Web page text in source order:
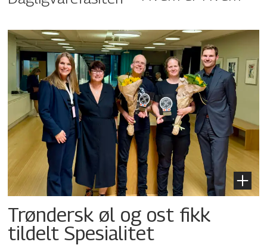
Trøndersk øl og ost fikk
tildelt Spesialitet